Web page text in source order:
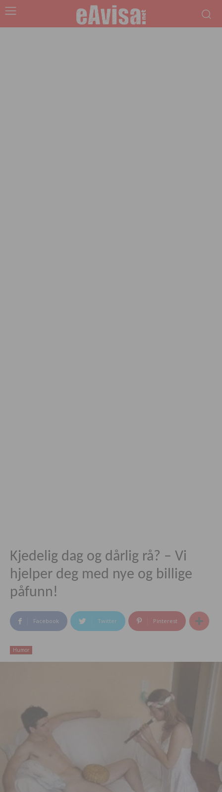
Kjedelig dag og dårlig rå? – Vi
hjelper deg med nye og billige
påfunn!
Facebook Twitter Pinterest
Humor